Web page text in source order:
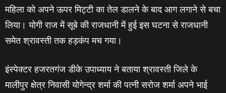
महिला को अपने ऊपर मिट्टी का तेल डालने के बाद आग लगाने से बचा
लिया। योगी राज में सूबे की राजधानी में हुई इस घटना से राजधानी
समेत श्रावस्‍ती तक हड़कंप मच गया।
इंस्‍पेक्‍टर हजरतगंज डीके उपाध्‍याय ने बताया श्रावस्‍ती जिले के
मालीपुर क्षेत्र निवासी योगेन्‍द्र शर्मा की पत्‍नी सरोज शर्मा अपने भाई